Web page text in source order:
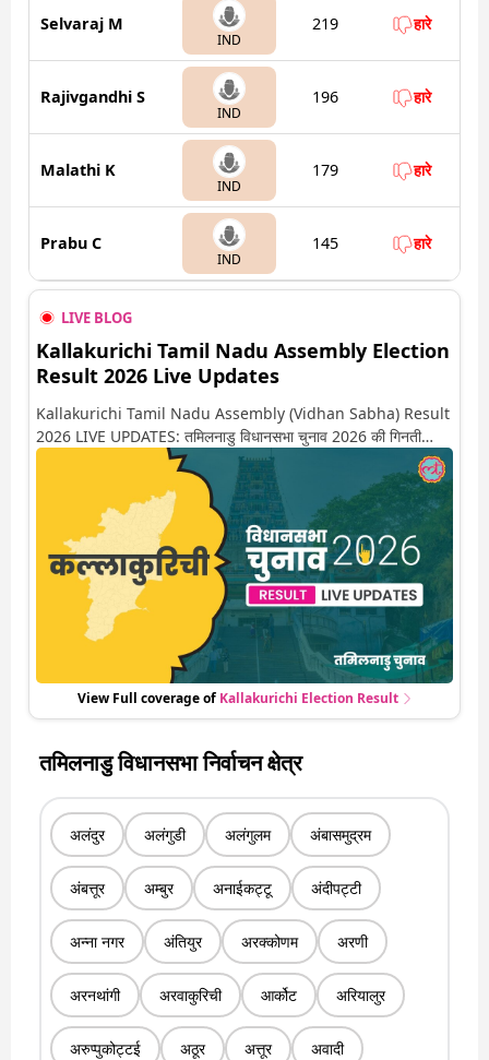
Selvaraj M
IND
219 हारे
Rajivgandhi S
IND
196 हारे
Malathi K
IND
179 हारे
Prabu C
IND
145 हारे
LIVE BLOG
Kallakurichi Tamil Nadu Assembly Election
Result 2026 Live Updates
Kallakurichi Tamil Nadu Assembly (Vidhan Sabha) Result
2026 LIVE UPDATES: तमिलनाडु विधानसभा चुनाव 2026 की गिनती
अगले कुछ ही देर में शुरू होने वाली है. यहां देखें कल्लाकुरिची सीट पर कौन आगे-
कौन पीछे से लेकर किस तरफ जा रहें है रुझान. साथ ही पाइए इस सीट पर हो
रही हर एक हलचल की अपडेट वो भी रियल टाइम में
View Full coverage of Kallakurichi Election Result
तमिलनाडु विधानसभा निर्वाचन क्षेत्र
अलंदुर अलंगुडी अलंगुलम अंबासमुद्रम
अंबत्तूर अम्बुर अनाईकट्टू अंदीपट्टी
अन्ना नगर अंतियुर अरक्कोणम अरणी
अरनथांगी अरवाकुरिची आर्कोट अरियालुर
अरुप्पुकोट्टई अठूर अत्तूर अवादी